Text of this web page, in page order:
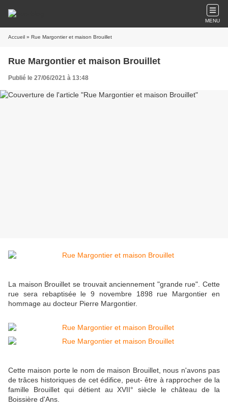
MENU
Accueil » Rue Margontier et maison Brouillet
Rue Margontier et maison Brouillet
Publié le 27/06/2021 à 13:48
La maison Brouillet se trouvait anciennement "grande rue". Cette
rue sera rebaptisée le 9 novembre 1898 rue Margontier en
hommage au docteur Pierre Margontier.
Cette maison porte le nom de maison Brouillet, nous n'avons pas
de trâces historiques de cet édifice, peut- être à rapprocher de la
famille Brouillet qui détient au XVII° siècle le château de la
Boissière d'Ans.